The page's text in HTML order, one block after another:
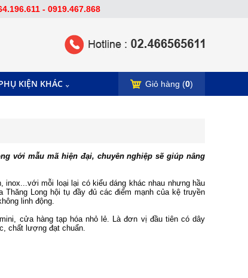
Giỏ hàng (0)
KIỆN KHÁC
với mẫu mã hiện đại, chuyên nghiệp sẽ giúp nâng
mỗi loại lại có kiểu dáng khác nhau nhưng hầu
Long hội tụ đầy đủ các điểm mạnh của kệ truyền
linh động.
cửa hàng tạp hóa nhỏ lẻ. Là đơn vị đầu tiên có dây
chất lượng đạt chuẩn.
- 0919.467.868